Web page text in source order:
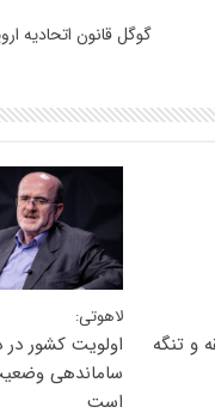
گوگل قانون اتحادیه
و تنگه
لاهوتی:
اولویت کشور
ساماندهی
است